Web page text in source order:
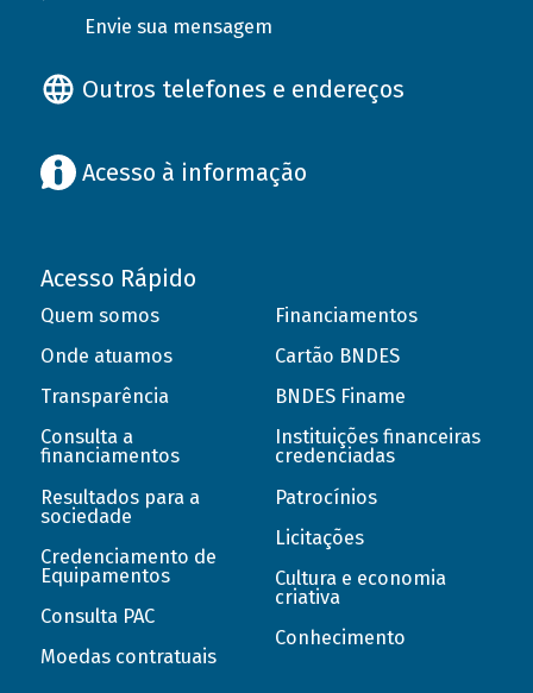
Envie sua mensagem
Outros telefones e endereços
Acesso à informação
Acesso Rápido
Quem somos
Onde atuamos
Transparência
Consulta a
financiamentos
Resultados para a
sociedade
Credenciamento de
Equipamentos
Consulta PAC
Moedas contratuais
Financiamentos
Cartão BNDES
BNDES Finame
Instituições financeiras
credenciadas
Patrocínios
Licitações
Cultura e economia
criativa
Conhecimento